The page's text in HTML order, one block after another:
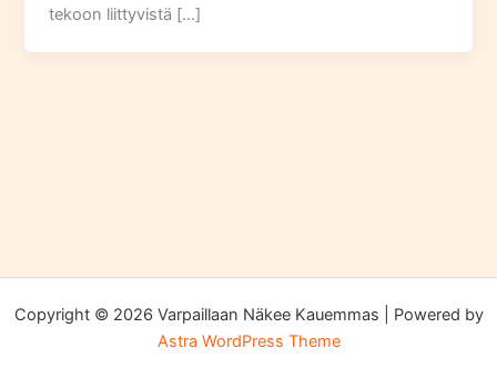
tekoon liittyvistä […]
Copyright © 2026 Varpaillaan Näkee Kauemmas | Powered by
Astra WordPress Theme